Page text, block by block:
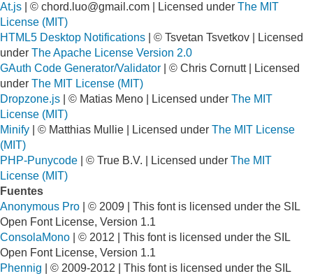
At.js | © chord.luo@gmail.com | Licensed under The MIT
License (MIT)
HTML5 Desktop Notifications | © Tsvetan Tsvetkov | Licensed
under The Apache License Version 2.0
GAuth Code Generator/Validator | © Chris Cornutt | Licensed
under The MIT License (MIT)
Dropzone.js | © Matias Meno | Licensed under The MIT
License (MIT)
Minify | © Matthias Mullie | Licensed under The MIT License
(MIT)
PHP-Punycode | © True B.V. | Licensed under The MIT
License (MIT)
Fuentes
Anonymous Pro | © 2009 | This font is licensed under the SIL
Open Font License, Version 1.1
ConsolaMono | © 2012 | This font is licensed under the SIL
Open Font License, Version 1.1
Phennig | © 2009-2012 | This font is licensed under the SIL